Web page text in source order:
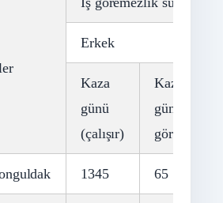
Erkek
Kaza
günü
(çalışır)
Kaza
günü (iş
göremez)
1345 65